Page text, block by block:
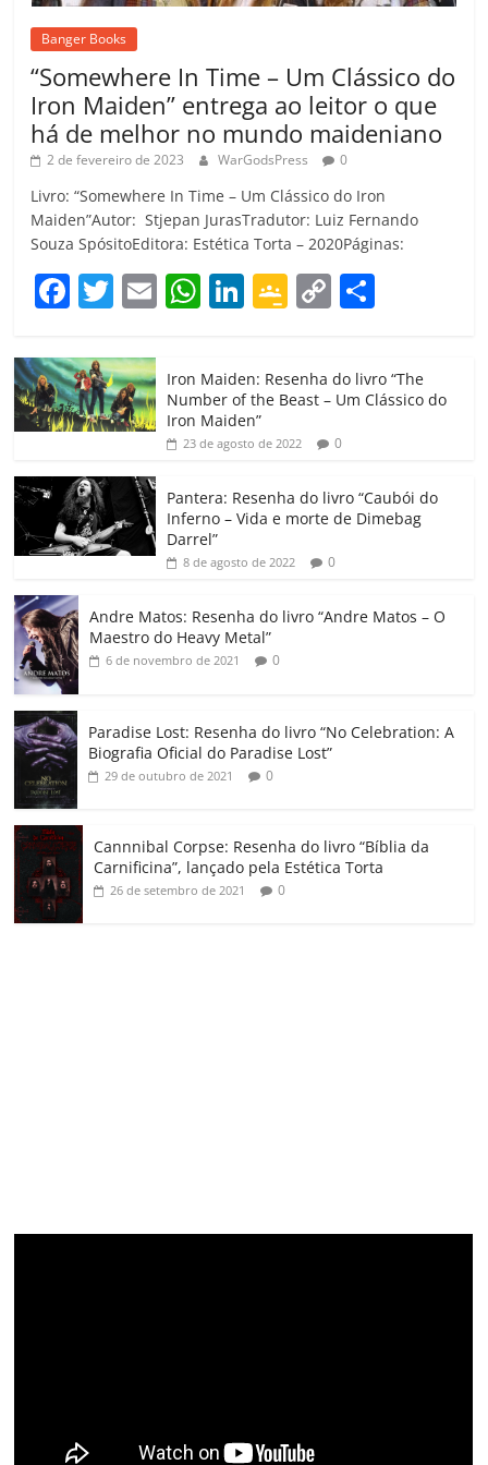
Banger Books
“Somewhere In Time – Um Clássico do
Iron Maiden” entrega ao leitor o que
há de melhor no mundo maideniano
2 de fevereiro de 2023 WarGodsPress 0
Livro: “Somewhere In Time – Um Clássico do Iron
Maiden”Autor: Stjepan JurasTradutor: Luiz Fernando
Souza SpósitoEditora: Estética Torta – 2020Páginas:
F
c
e
b
o
o
k
T
itt
er
E W
at
s
A
p
Li
e
dI
G
gl
e
Cl
a
ss
ro
o
C
p
y
Li
k
m
p
h
ar
Iron Maiden: Resenha do livro “The
Number of the Beast – Um Clássico do
Iron Maiden”
23 de agosto de 2022 0
Pantera: Resenha do livro “Caubói do
Inferno – Vida e morte de Dimebag
Darrel”
8 de agosto de 2022 0
Andre Matos: Resenha do livro “Andre Matos – O
Maestro do Heavy Metal”
6 de novembro de 2021 0
Paradise Lost: Resenha do livro “No Celebration: A
Biografia Oficial do Paradise Lost”
29 de outubro de 2021 0
Cannnibal Corpse: Resenha do livro “Bíblia da
Carnificina”, lançado pela Estética Torta
26 de setembro de 2021 0